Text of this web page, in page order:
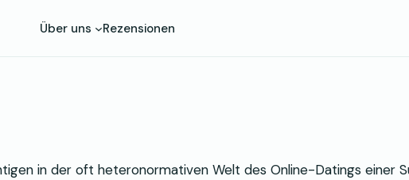
Über uns Rezensionen
in der oft heteronormativen Welt des Online-Datings einer